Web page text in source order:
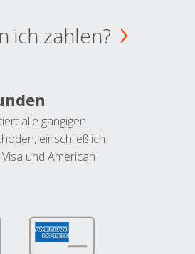
ich zahlen?
alle gängigen
einschließlich
und American